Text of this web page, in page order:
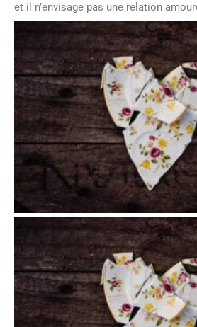
et il n’envisage pas une relation